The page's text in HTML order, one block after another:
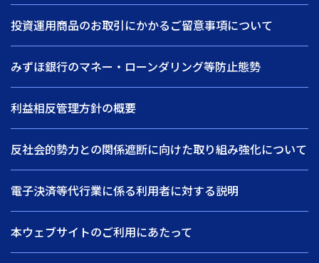
投資運用商品のお取引にかかるご留意事項について
みずほ銀行のマネー・ローンダリング等防止態勢
利益相反管理方針の概要
反社会的勢力との関係遮断に向けた取り組み強化について
電子決済等代行業に係る利用者に対する説明
本ウェブサイトのご利用にあたって